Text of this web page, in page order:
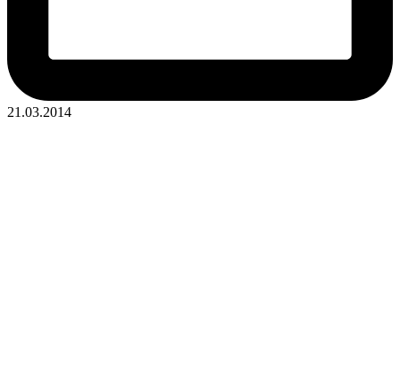
21.03.2014